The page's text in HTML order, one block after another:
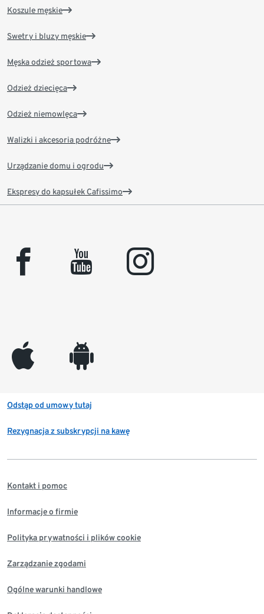
Koszule męskie
Swetry i bluzy męskie
Męska odzież sportowa
Odzież dziecięca
Odzież niemowlęca
Walizki i akcesoria podróżne
Urządzanie domu i ogrodu
Ekspresy do kapsułek Cafissimo
facebook youtube instagram
appleinc android
Odstąp od umowy tutaj
Rezygnacja z subskrypcji na kawę
Kontakt i pomoc
Informacje o firmie
Polityka prywatności i plików cookie
Zarządzanie zgodami
Ogólne warunki handlowe